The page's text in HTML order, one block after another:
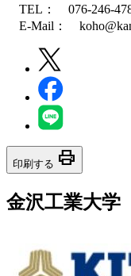
TEL： 076-246-
E-Mail：
印刷する print
金沢工業大学